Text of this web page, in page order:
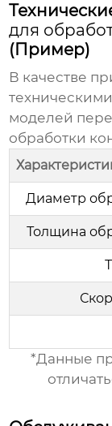
для
(Пример)
В качестве
моделей
обработки
Диаметр
Толщина
*Данные